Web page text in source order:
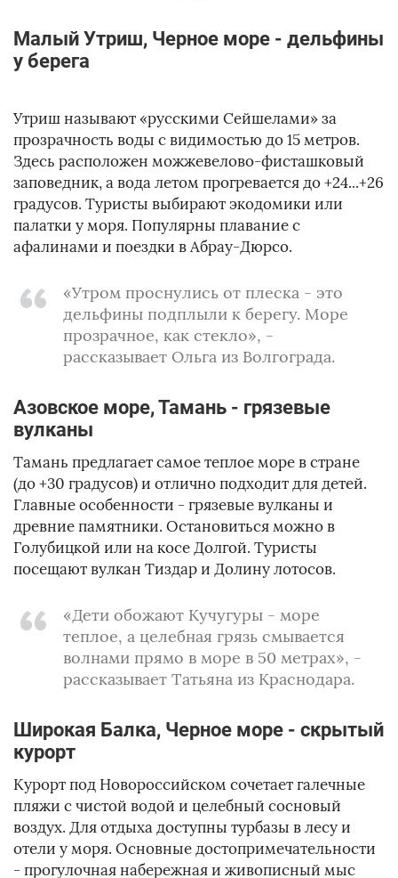
Малый Утриш, Черное море - дельфины
у берега
Утриш называют «русскими Сейшелами» за
прозрачность воды с видимостью до 15 метров.
Здесь расположен можжевелово-фисташковый
заповедник, а вода летом прогревается до +24...+26
градусов. Туристы выбирают экодомики или
палатки у моря. Популярны плавание с
афалинами и поездки в Абрау-Дюрсо.
«Утром проснулись от плеска - это
дельфины подплыли к берегу. Море
прозрачное, как стекло», -
рассказывает Ольга из Волгограда.
Азовское море, Тамань - грязевые
вулканы
Тамань предлагает самое теплое море в стране
(до +30 градусов) и отлично подходит для детей.
Главные особенности - грязевые вулканы и
древние памятники. Остановиться можно в
Голубицкой или на косе Долгой. Туристы
посещают вулкан Тиздар и Долину лотосов.
«Дети обожают Кучугуры - море
теплое, а целебная грязь смывается
волнами прямо в море в 50 метрах», -
рассказывает Татьяна из Краснодара.
Широкая Балка, Черное море - скрытый
курорт
Курорт под Новороссийском сочетает галечные
пляжи с чистой водой и целебный сосновый
воздух. Для отдыха доступны турбазы в лесу и
отели у моря. Основные достопримечательности
- прогулочная набережная и живописный мыс